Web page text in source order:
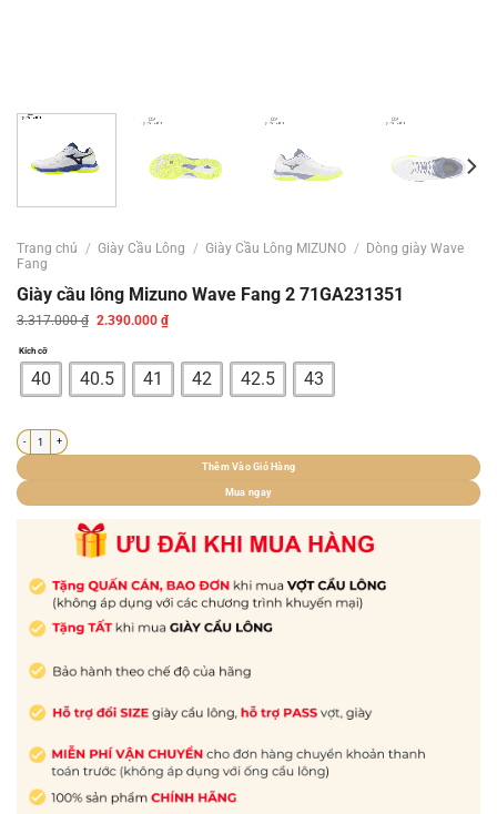
Trang chủ / Giày Cầu Lông / Giày Cầu Lông MIZUNO /
Dòng giày Wave
Fang
Giày cầu lông Mizuno Wave Fang 2 71GA231351
3.317.000₫ Giá
2.390.000 ₫Giá
hiện
2.390.000 ₫.
Kích cỡ
40 40.5 41 42 42.5 43
Giày cầu lông Mizuno Wave Fang 2 71GA231351 số lượng
Thêm Vào Giỏ Hàng
Mua ngay